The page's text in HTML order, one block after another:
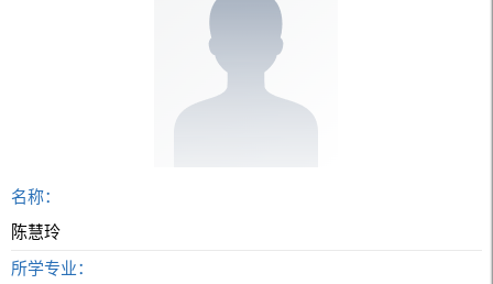
名称：
陈慧玲
所学专业：